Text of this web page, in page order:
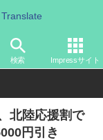
Translate
検索 Impressサイト
庁 旅行会社・旅
北陸応援割で
円引き